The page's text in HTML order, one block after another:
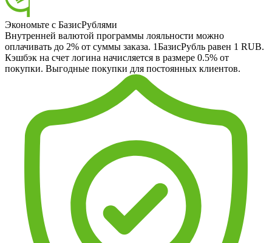
Экономьте с БазисРублями
Внутренней валютой программы лояльности можно
оплачивать до 2% от суммы заказа. 1БазисРубль равен 1 RUB.
Кэшбэк на счет логина начисляется в размере 0.5% от
покупки. Выгодные покупки для постоянных клиентов.